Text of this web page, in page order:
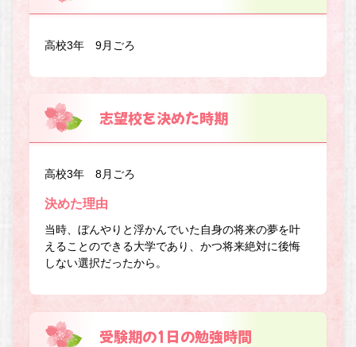
高校3年 9月ごろ
志望校を決めた時期
高校3年 8月ごろ
決めた理由
当時、ぼんやりと浮かんでいた自身の将来の夢を叶
えることのできる大学であり、かつ将来絶対に後悔
しない選択だったから。
受験期の1日の勉強時間